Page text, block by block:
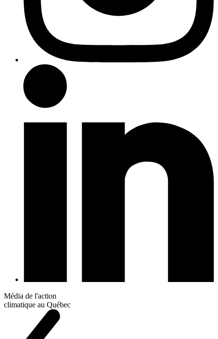
Média de l'action
climatique au Québec